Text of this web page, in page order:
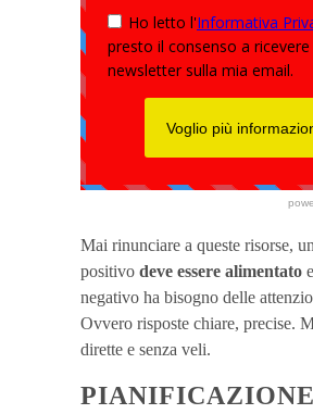
Mai rinunciare a queste risorse,
positivo deve essere alimentato
negativo ha bisogno delle
Ovvero risposte chiare, precise.
dirette e senza veli.